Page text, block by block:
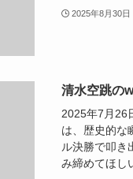
2025年8月30日
清水空跳の
2025年7月26
は、歴史的な
ル決勝で叩き
み締めてほし